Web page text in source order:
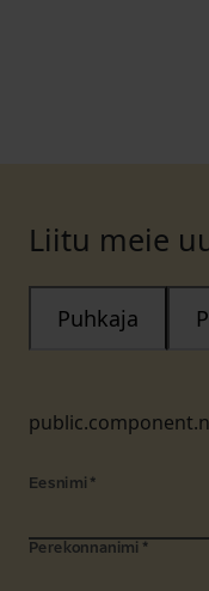
Liitu meie
Puhkaja
Eesnimi *
Perekonnanimi *